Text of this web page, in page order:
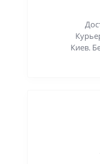
Киев.